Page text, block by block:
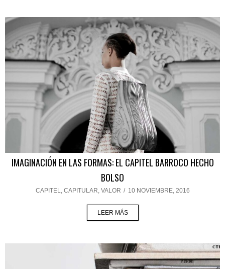
IMAGINACIÓN EN LAS FORMAS: EL CAPITEL BARROCO HECHO
BOLSO
CAPITEL, CAPITULAR, VALOR / 10 NOVIEMBRE, 2016
LEER MÁS